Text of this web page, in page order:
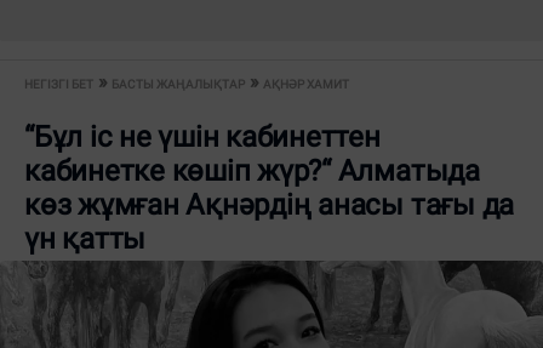
НЕГІЗГІ БЕТ БАСТЫ ЖАҢАЛЫҚТАР АҚНӘР ХАМИТ
“Бұл іс не үшін кабинеттен
кабинетке көшіп жүр?“ Алматыда
көз жұмған Ақнәрдің анасы тағы да
үн қатты